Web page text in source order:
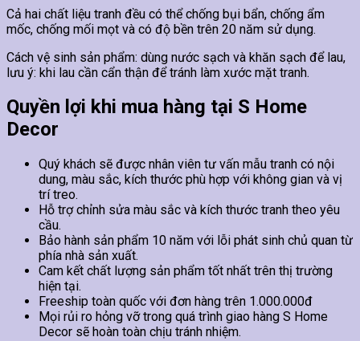
Cả hai chất liệu tranh đều có thể chống bụi bẩn, chống ẩm
mốc, chống mối mọt và có độ bền trên 20 năm sử dụng.
Cách vệ sinh sản phẩm: dùng nước sạch và khăn sạch để lau,
lưu ý: khi lau cần cẩn thận để tránh làm xước mặt tranh.
Quyền lợi khi mua hàng tại S Home
Decor
Quý khách sẽ được nhân viên tư vấn mẫu tranh có nội
dung, màu sắc, kích thước phù hợp với không gian và vị
trí treo.
Hỗ trợ chỉnh sửa màu sắc và kích thước tranh theo yêu
cầu.
Bảo hành sản phẩm 10 năm với lỗi phát sinh chủ quan từ
phía nhà sản xuất.
Cam kết chất lượng sản phẩm tốt nhất trên thị trường
hiện tại.
Freeship toàn quốc với đơn hàng trên 1.000.000đ
Mọi rủi ro hỏng vỡ trong quá trình giao hàng S Home
Decor sẽ hoàn toàn chịu tránh nhiệm.